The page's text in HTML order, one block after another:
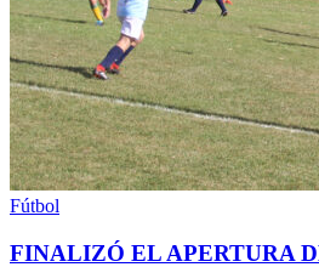
Fútbol
FINALIZÓ EL APERTURA